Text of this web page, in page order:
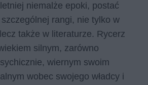
niemalże epoki, postać
szczególnej rangi, nie tylko w
także w literaturze. Rycerz
silnym, zarówno
wiernym swoim
wobec swojego władcy i